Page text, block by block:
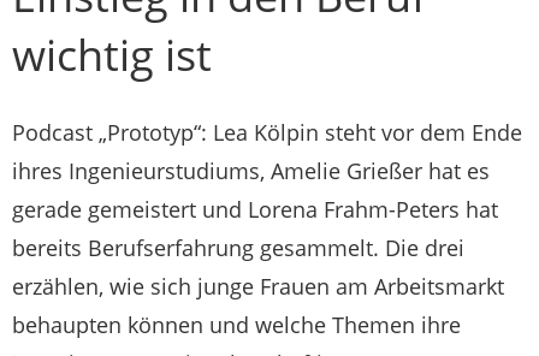
wichtig ist
Podcast „Prototyp“: Lea Kölpin steht vor dem Ende
ihres Ingenieurstudiums, Amelie Grießer hat es
gerade gemeistert und Lorena Frahm-Peters hat
bereits Berufserfahrung gesammelt. Die drei
erzählen, wie sich junge Frauen am Arbeitsmarkt
behaupten können und welche Themen ihre